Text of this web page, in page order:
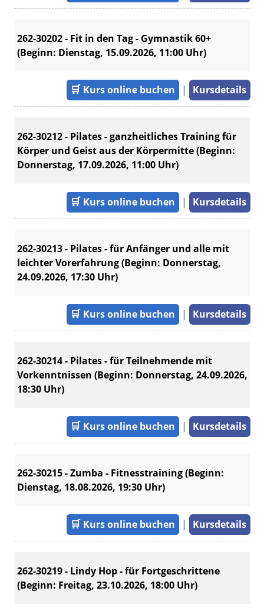
262-30202 - Fit in den Tag - Gymnastik 60+
(Beginn: Dienstag, 15.09.2026, 11:00 Uhr)
🛒 Kurs online buchen | Kursdetails
262-30212 - Pilates - ganzheitliches Training für
Körper und Geist aus der Körpermitte (Beginn:
Donnerstag, 17.09.2026, 11:00 Uhr)
🛒 Kurs online buchen | Kursdetails
262-30213 - Pilates - für Anfänger und alle mit
leichter Vorerfahrung (Beginn: Donnerstag,
24.09.2026, 17:30 Uhr)
🛒 Kurs online buchen | Kursdetails
262-30214 - Pilates - für Teilnehmende mit
Vorkenntnissen (Beginn: Donnerstag, 24.09.2026,
18:30 Uhr)
🛒 Kurs online buchen | Kursdetails
262-30215 - Zumba - Fitnesstraining (Beginn:
Dienstag, 18.08.2026, 19:30 Uhr)
🛒 Kurs online buchen | Kursdetails
262-30219 - Lindy Hop - für Fortgeschrittene
(Beginn: Freitag, 23.10.2026, 18:00 Uhr)